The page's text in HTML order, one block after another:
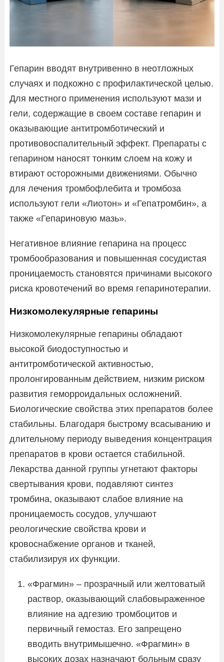
Гепарин вводят внутривенно в неотложных
случаях и подкожно с профилактической целью.
Для местного применения используют мази и
гели, содержащие в своем составе гепарин и
оказывающие антитромботический и
противовоспалительный эффект. Препараты с
гепарином наносят тонким слоем на кожу и
втирают осторожными движениями. Обычно
для лечения тромбофлебита и тромбоза
используют гели «Лиотон» и «Гепатромбин», а
также «Гепариновую мазь».
Негативное влияние гепарина на процесс
тромбообразования и повышенная сосудистая
проницаемость становятся причинами высокого
риска кровотечений во время гепаринотерапии.
Низкомолекулярные гепарины
Низкомолекулярные гепарины обладают
высокой биодоступностью и
антитромботической активностью,
пролонгированным действием, низким риском
развития геморроидальных осложнений.
Биологические свойства этих препаратов более
стабильны. Благодаря быстрому всасыванию и
длительному периоду выведения концентрация
препаратов в крови остается стабильной.
Лекарства данной группы угнетают факторы
свертывания крови, подавляют синтез
тромбина, оказывают слабое влияние на
проницаемость сосудов, улучшают
реологические свойства крови и
кровоснабжение органов и тканей,
стабилизируя их функции.
«Фрагмин» – прозрачный или желтоватый
раствор, оказывающий слабовыраженное
влияние на адгезию тромбоцитов и
первичный гемостаз. Его запрещено
вводить внутримышечно. «Фрагмин» в
высоких дозах назначают больным сразу